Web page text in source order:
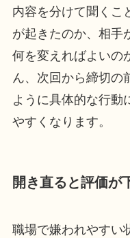
内容を分けて聞くこ
が起きたのか、相手
何を変えればよいの
ん、次回から締切の
ように具体的な行動
やすくなります。
開き直ると評価が
職場で嫌われやすい